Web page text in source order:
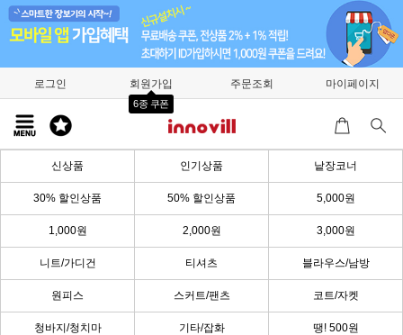
로그인 회원가입
6종 쿠폰
주문조회 마이페이지
신상품 인기상품 낱장코너
30% 할인상품 50% 할인상품 5,000원
1,000원 2,000원 3,000원
니트/가디건 티셔츠 블라우스/남방
원피스 스커트/팬츠 코트/자켓
청바지/청치마 기타/잡화 땡! 500원